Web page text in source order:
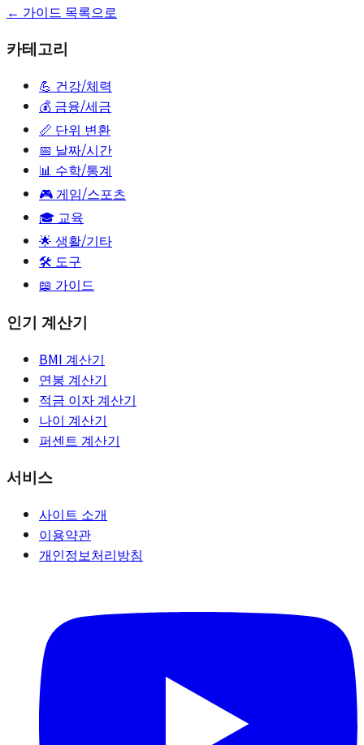
← 가이드 목록으로
카테고리
💪 건강/체력
💰 금융/세금
📏 단위 변환
📅 날짜/시간
📊 수학/통계
🎮게임/스포츠
🎓 교육
🌟 생활/기타
🛠️ 도구
📖 가이드
인기 계산기
BMI 계산기
연봉 계산기
적금 이자 계산기
나이 계산기
퍼센트 계산기
서비스
사이트 소개
이용약관
개인정보처리방침